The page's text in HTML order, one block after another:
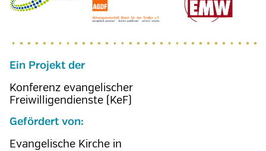
Ein Projekt der
Konferenz evangelischer
Freiwilligendienste (KeF)
Gefördert von:
Evangelische Kirche in